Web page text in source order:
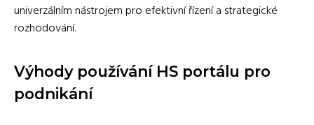
univerzálním nástrojem pro efektivní řízení a strategické
rozhodování.
Výhody používání HS portálu pro
podnikání